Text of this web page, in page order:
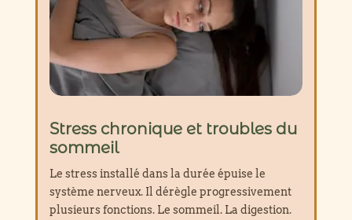
Stress chronique et troubles du
sommeil
Le stress installé dans la durée épuise le
système nerveux. Il dérègle progressivement
plusieurs fonctions. Le sommeil. La digestion.